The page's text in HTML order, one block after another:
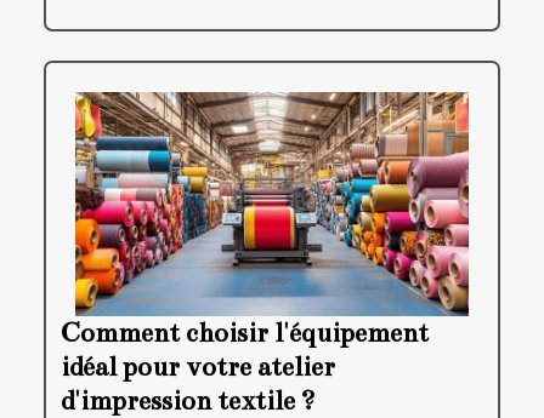
Comment choisir l'équipement
idéal pour votre atelier
d'impression textile ?